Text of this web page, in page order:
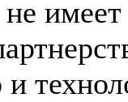
имеет